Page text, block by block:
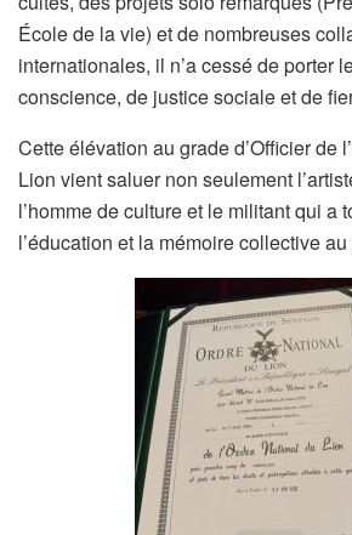
École de la vie) et de nombreuses
internationales, il n’a cessé de porter
conscience, de justice sociale et de
Cette élévation au grade d’Officier de
Lion vient saluer non seulement
l’homme de culture et le militant qui a
l’éducation et la mémoire collective